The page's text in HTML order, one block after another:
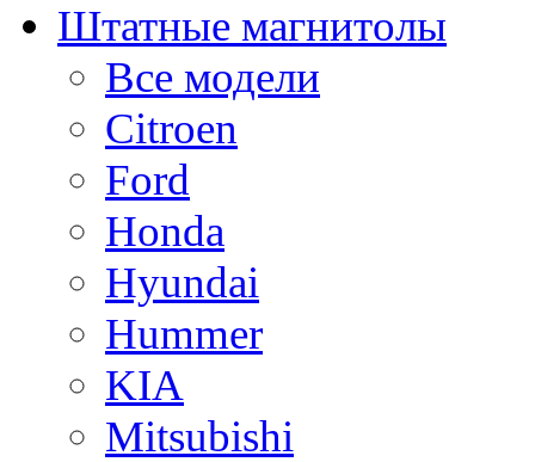
Штатные магнитолы
Все модели
Citroen
Ford
Honda
Hyundai
Hummer
KIA
Mitsubishi